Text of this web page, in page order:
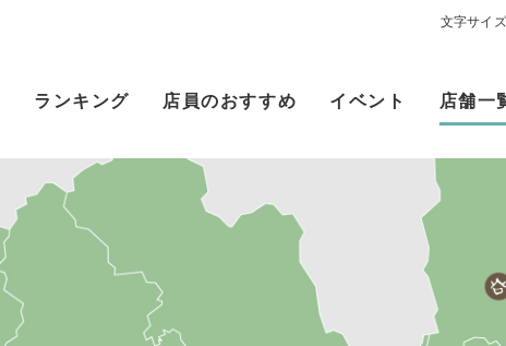
文字サイズ
ランキング 店員のおすすめ イベント 店舗一